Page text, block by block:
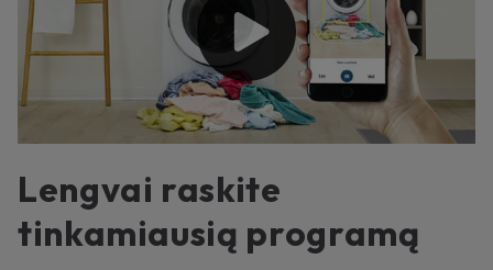
Lengvai raskite
tinkamiausią programą